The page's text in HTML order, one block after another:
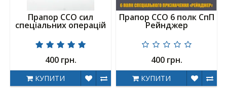
Прапор ССО сил
спеціальних операцій
400 грн.
КУПИТИ
Прапор ССО 6 полк СпП
Рейнджер
400 грн.
КУПИТИ